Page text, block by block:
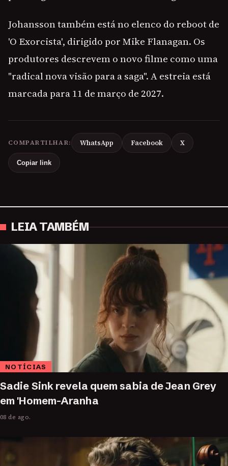
Johansson também está no elenco do reboot de
'O Exorcista', dirigido por Mike Flanagan. Os
produtores descrevem o novo filme como uma
"radical nova visão para a saga". A estreia está
marcada para 11 de março de 2027.
COMPARTILHAR: WhatsApp Facebook X
Copiar link
LEIA TAMBÉM
NOTÍCIAS
Sadie Sink revela quem sabia de Jean Grey
em 'Homem-Aranha
08 de ago.